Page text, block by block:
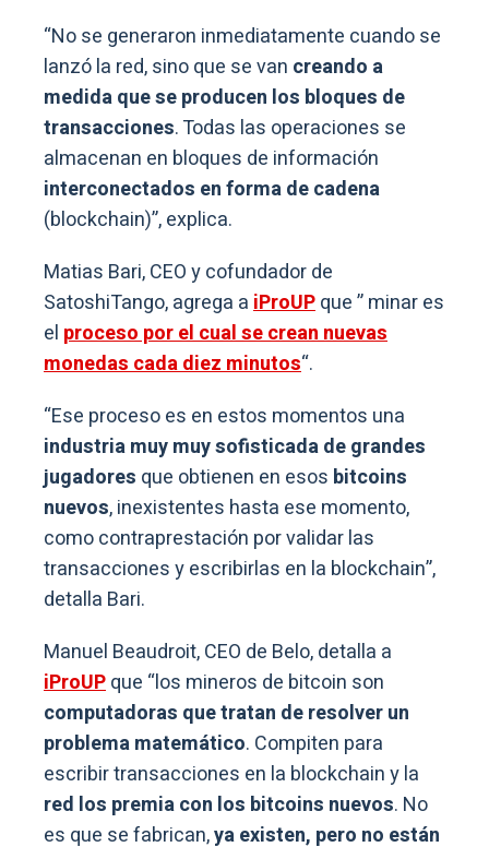
“No se generaron inmediatamente cuando se
lanzó la red, sino que se van creando a
medida que se producen los bloques de
transacciones. Todas las operaciones se
almacenan en bloques de información
interconectados en forma de cadena
(blockchain)”, explica.
Matias Bari, CEO y cofundador de
SatoshiTango, agrega aiProUPque ” minar es
el proceso por el cual se crean nuevas
monedas cada diez minutos“.
“Ese proceso es en estos momentos una
industria muy muy sofisticada de grandes
jugadores que obtienen en esos bitcoins
nuevos, inexistentes hasta ese momento,
como contraprestación por validar las
transacciones y escribirlas en la blockchain”,
detalla Bari.
Manuel Beaudroit, CEO de Belo, detalla a
iProUPque “los mineros de bitcoin son
computadoras que tratan de resolver un
problema matemático. Compiten para
escribir transacciones en la blockchain y la
red los premia con los bitcoins nuevos. No
es que se fabrican,ya existen, pero no están